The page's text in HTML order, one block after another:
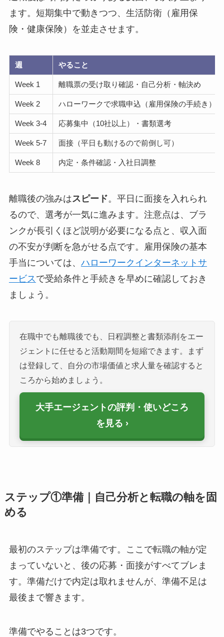
ます。短期集中で動きつつ、生活防衛（雇用保
険・健康保険）を並走させます。
週 やること
Week 1 離職票の受け取り確認・自己分析・軸決め
Week 2 ハローワークで求職申込（雇用保険の手続き）
Week 3-4 応募集中（10社以上）・書類選考
Week 5-7 面接（平日も動けるので前倒し可）
Week 8 内定・条件確認・入社日調整
離職後の強みはスピード。平日に面接を入れられ
るので、選考が一気に進みます。注意点は、ブラ
ンクが長引くほど説明が必要になる点と、収入面
の不安が判断を急がせる点です。雇用保険の基本
手当については、 ハローワークインターネットサ
ービスで受給条件と手続きを早めに確認しておき
ましょう。
在職中でも離職後でも、日程調整と書類添削をエー
ジェントに任せると活動期間を短縮できます。まず
は登録して、自分の市場価値と求人量を確認すると
ころから始めましょう。
大手エージェントの評判・使いどころ
を見る
ステップ①準備｜自己分析と転職の軸を固
める
最初のステップは準備です。ここで転職の軸が定
まっていないと、後の応募・面接がすべてブレま
す。準備だけで内定は取れませんが、準備不足は
最後まで響きます。
準備でやることは3つです。